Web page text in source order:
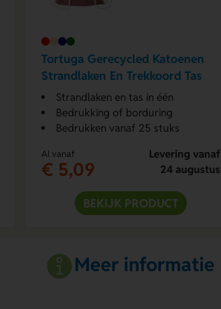
Tortuga Gerecycled Katoenen
Strandlaken En Trekkoord Tas
Strandlaken en tas in één
Bedrukking of borduring
Bedrukken vanaf 25 stuks
Al vanaf
€ 5,09
Levering vanaf
24 augustus
BEKIJK PRODUCT
Meer informatie